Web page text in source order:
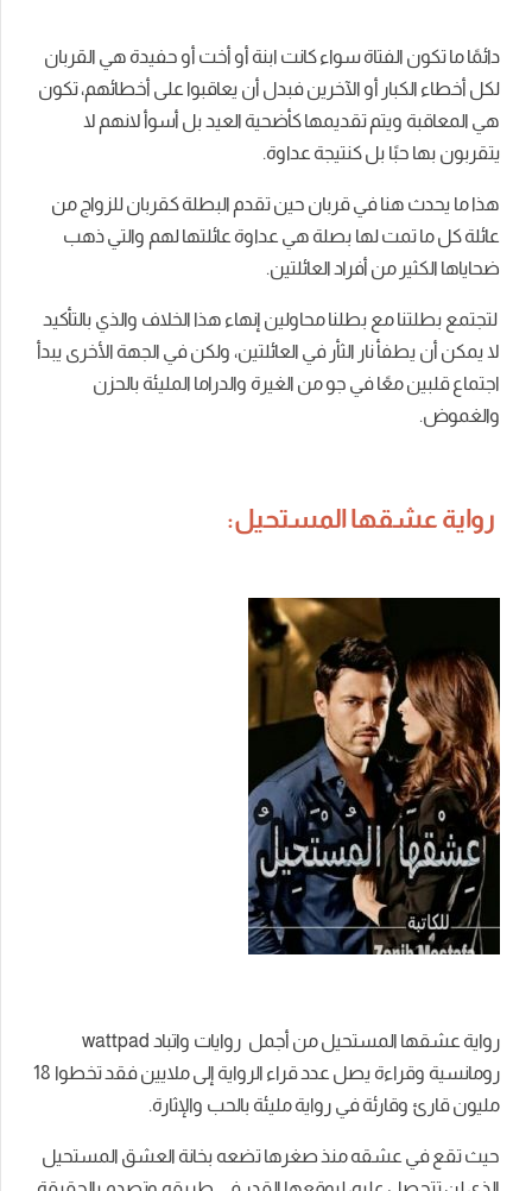
دائمًا ما تكون الفتاة سواء كانت ابنة أو أخت أو حفيدة هي القربان
لكل أخطاء الكبار أو الآخرين فبدل أن يعاقبوا على أخطائهم، تكون
هي المعاقبة ويتم تقديمها كأضحية العيد بل أسوأ لانهم لا
يتقربون بها حبًا بل كنتيجة عداوة.
هذا ما يحدث هنا في قربان حين تقدم البطلة كقربان للزواج من
عائلة كل ما تمت لها بصلة هي عداوة عائلتها لهم والتي ذهب
ضحاياها الكثير من أفراد العائلتين.
لتجتمع بطلتنا مع بطلنا محاولين إنهاء هذا الخلاف والذي بالتأكيد
لا يمكن أن يطفأ نار الثأر في العائلتين، ولكن في الجهة الأخرى يبدأ
اجتماع قلبين معًا في جو من الغيرة والدراما المليئة بالحزن
والغموض.
رواية عشقها المستحيل:
رواية عشقها المستحيل من أجمل روايات واتباد wattpad
رومانسية وقراءة يصل عدد قراء الرواية إلى ملايين فقد تخطوا 18
مليون قارئ وقارئة في رواية مليئة بالحب والإثارة.
حيث تقع في عشقه منذ صغرها تضعه بخانة العشق المستحيل